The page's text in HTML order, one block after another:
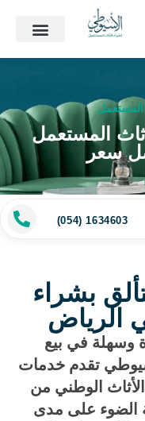
المستعمل
سعر
بشراء
الرياض
وسهلة في بيع
تقدم خدمات
الوطني من
الضوء على مدى
(054) 1634603